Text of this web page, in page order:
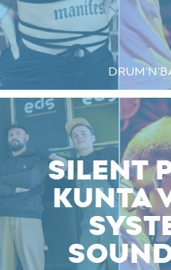
SILENT
KUNTA